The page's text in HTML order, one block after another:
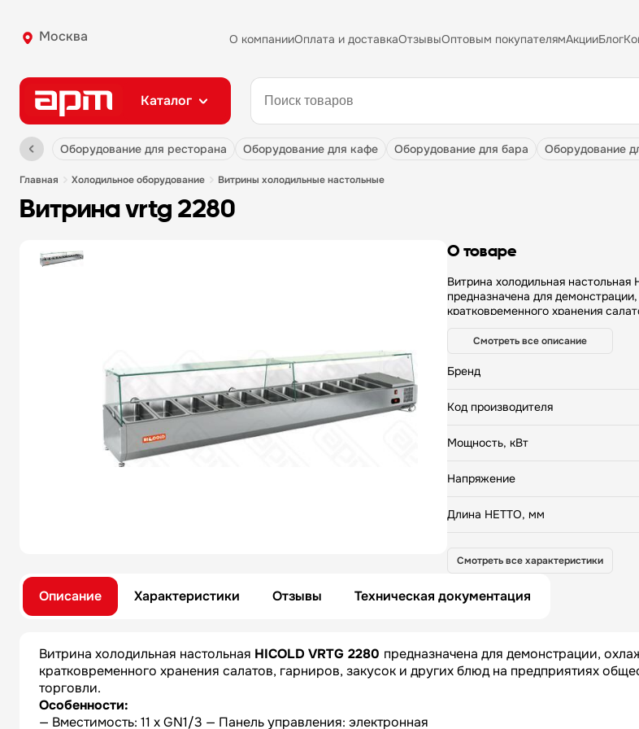
Москва О компанииОплата и доставкаОтзывыОптовым покупателямАкцииБлог
Каталог
оборудование для ресторана оборудование для кафе оборудование для бара оборудование
главная холодильное оборудование витрины холодильные настольные
витрина vrtg 2280
О товаре
Витрина холодильная настольная HICOLD VRTG 2280
предназначена для
кратковременного хранения
торговли. Особенности: — Вместимость: 11 x GN1/3 — Панель
Смотреть все описание
Бренд
Код производителя
Мощность, кВт
Напряжение
Длина НЕТТО, мм
Длина БРУТТО, мм
Смотреть все характеристики
Описание Характеристики Отзывы Техническая документация
Витрина холодильная настольная HICOLD VRTG 2280 предназначена для демонстрации,
кратковременного хранения салатов, гарниров, закусок и других блюд на предприятиях
торговли.
Особенности:
— Вместимость: 11 x GN1/3 — Панель управления: электронная